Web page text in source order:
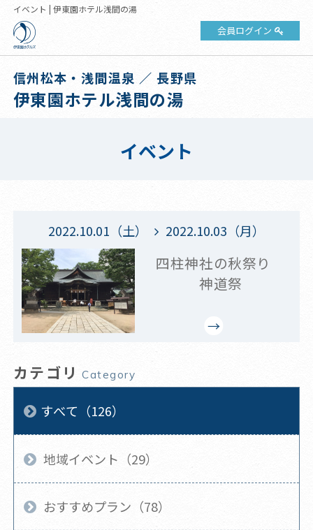
イベント | 伊東園ホテル浅間の湯
会員ログイン
信州松本・浅間温泉 ／ 長野県
伊東園ホテル浅間の湯
イベント
2022.10.01（土） 2022.10.03（月）
四柱神社の秋祭り
神道祭
カテゴリ Category
すべて（126）
地域イベント（29）
おすすめプラン（78）